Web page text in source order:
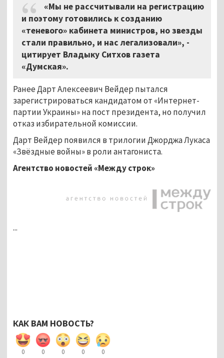
«Мы не рассчитывали на регистрацию
и поэтому готовились к созданию
«теневого» кабинета министров, но звезды
стали правильно, и нас легализовали», -
цитирует Владыку Ситхов газета
«Думская».
Ранее Дарт Алексеевич Вейдер пытался
зарегистрироваться кандидатом от «Интернет-
партии Украины» на пост президента, но получил
отказ избирательной комиссии.
Дарт Вейдер появился в трилогии Джорджа Лукаса
«Звёздные войны» в роли антагониста.
Агентство новостей «Между строк»
...
КАК ВАМ НОВОСТЬ?
0 0 0 0 0